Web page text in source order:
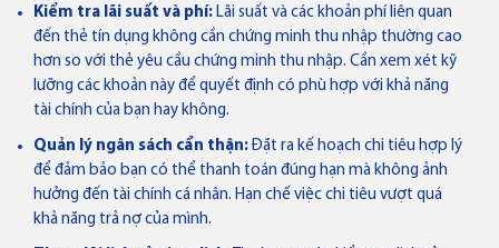
Kiểm tra lãi suất và phí: Lãi suất và các khoản phí liên quan
đến thẻ tín dụng không cần chứng minh thu nhập thường cao
hơn so với thẻ yêu cầu chứng minh thu nhập. Cần xem xét kỹ
lưỡng các khoản này để quyết định có phù hợp với khả năng
tài chính của bạn hay không.
Quản lý ngân sách cẩn thận: Đặt ra kế hoạch chi tiêu hợp lý
để đảm bảo bạn có thể thanh toán đúng hạn mà không ảnh
hưởng đến tài chính cá nhân. Hạn chế việc chi tiêu vượt quá
khả năng trả nợ của mình.